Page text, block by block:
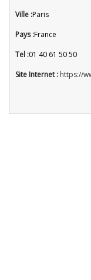
Ville :Paris
Pays :France
Tel :01 40 61 50 50
Site Internet : https://